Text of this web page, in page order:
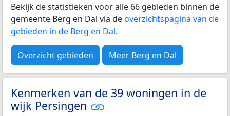
Bekijk de statistieken voor alle 66 gebieden binnen de
gemeente Berg en Dal via deoverzichtspagina van de
gebieden in de Berg en Dal.
Overzicht gebieden Meer Berg en Dal
Kenmerken van de 39 woningen in de
wijk Persingen